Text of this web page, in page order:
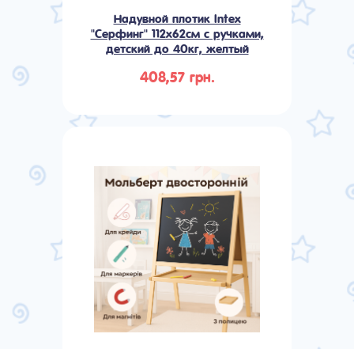
Надувной плотик Intex
"Серфинг" 112x62см с ручками,
детский до 40кг, желтый
408,57 грн.